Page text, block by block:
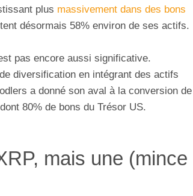
plus massivement dans des bons
désormais 58% environ de ses actifs.
pas encore aussi significative.
diversification en intégrant des actifs
a donné son aval à la conversion de
80% de bons du Trésor US.
mais une (mince